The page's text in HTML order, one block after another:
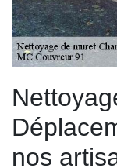
nos